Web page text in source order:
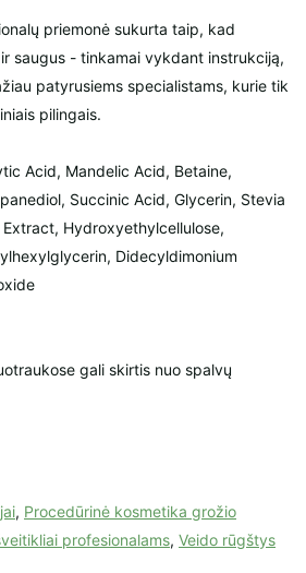
priemonė sukurta taip, kad
saugus - tinkamai vykdant instrukciją,
patyrusiems specialistams, kurie tik
pilingais.
Acid, Mandelic Acid, Betaine,
Succinic Acid, Glycerin, Stevia
Hydroxyethylcellulose,
Didecyldimonium
gali skirtis nuo spalvų
, Procedūrinė kosmetika grožio
profesionalams, Veido rūgštys